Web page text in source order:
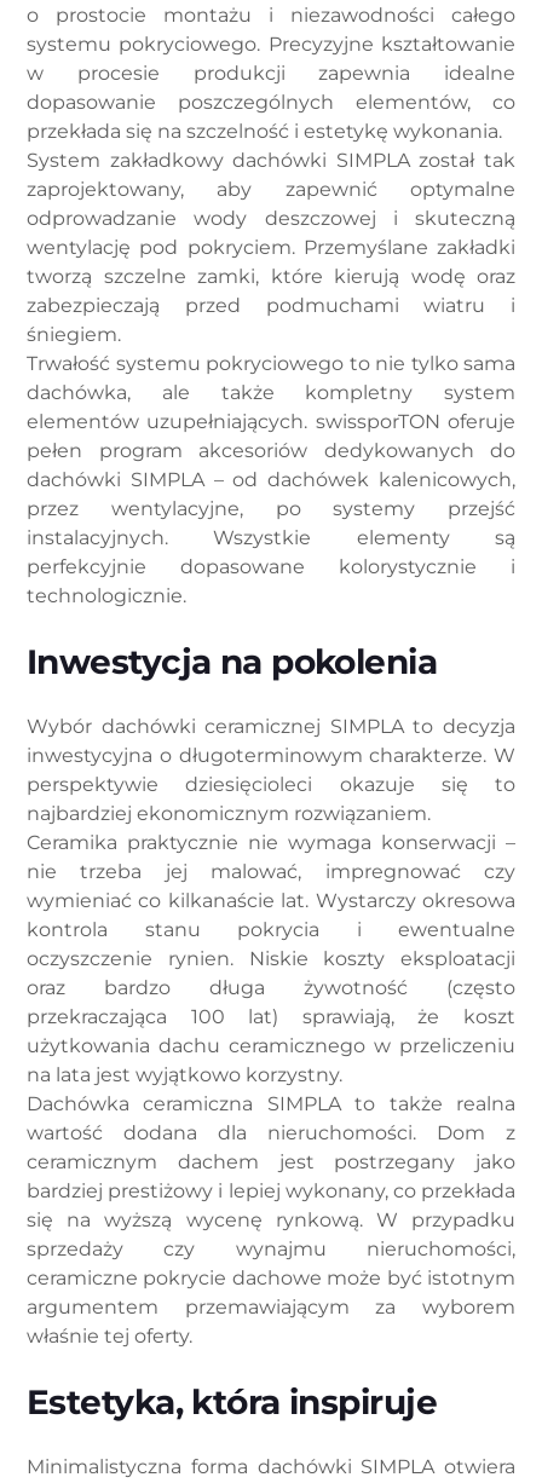
o prostocie montażu i niezawodności całego
systemu pokryciowego. Precyzyjne kształtowanie
w procesie produkcji zapewnia idealne
dopasowanie poszczególnych elementów, co
przekłada się na szczelność i estetykę wykonania.
System zakładkowy dachówki SIMPLA został tak
zaprojektowany, aby zapewnić optymalne
odprowadzanie wody deszczowej i skuteczną
wentylację pod pokryciem. Przemyślane zakładki
tworzą szczelne zamki, które kierują wodę oraz
zabezpieczają przed podmuchami wiatru i
śniegiem.
Trwałość systemu pokryciowego to nie tylko sama
dachówka, ale także kompletny system
elementów uzupełniających. swissporTON oferuje
pełen program akcesoriów dedykowanych do
dachówki SIMPLA – od dachówek kalenicowych,
przez wentylacyjne, po systemy przejść
instalacyjnych. Wszystkie elementy są
perfekcyjnie dopasowane kolorystycznie i
technologicznie.
Inwestycja na pokolenia
Wybór dachówki ceramicznej SIMPLA to decyzja
inwestycyjna o długoterminowym charakterze. W
perspektywie dziesięcioleci okazuje się to
najbardziej ekonomicznym rozwiązaniem.
Ceramika praktycznie nie wymaga konserwacji –
nie trzeba jej malować, impregnować czy
wymieniać co kilkanaście lat. Wystarczy okresowa
kontrola stanu pokrycia i ewentualne
oczyszczenie rynien. Niskie koszty eksploatacji
oraz bardzo długa żywotność (często
przekraczająca 100 lat) sprawiają, że koszt
użytkowania dachu ceramicznego w przeliczeniu
na lata jest wyjątkowo korzystny.
Dachówka ceramiczna SIMPLA to także realna
wartość dodana dla nieruchomości. Dom z
ceramicznym dachem jest postrzegany jako
bardziej prestiżowy i lepiej wykonany, co przekłada
się na wyższą wycenę rynkową. W przypadku
sprzedaży czy wynajmu nieruchomości,
ceramiczne pokrycie dachowe może być istotnym
argumentem przemawiającym za wyborem
właśnie tej oferty.
Estetyka, która inspiruje
Minimalistyczna forma dachówki SIMPLA otwiera